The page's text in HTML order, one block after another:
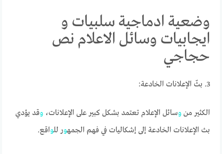
وضعية ادماجية سلبيات و
ايجابيات وسائل الاعلام نص
حجاجي
3. بثّ الإعلانات الخادعة:
الكثير منوسائل الإعلام تعتمد بشكل كبير على الإعلانات،وقد يؤدي
بث الإعلانات الخادعة إلى إشكاليات في فهم الجمهور للواقع.